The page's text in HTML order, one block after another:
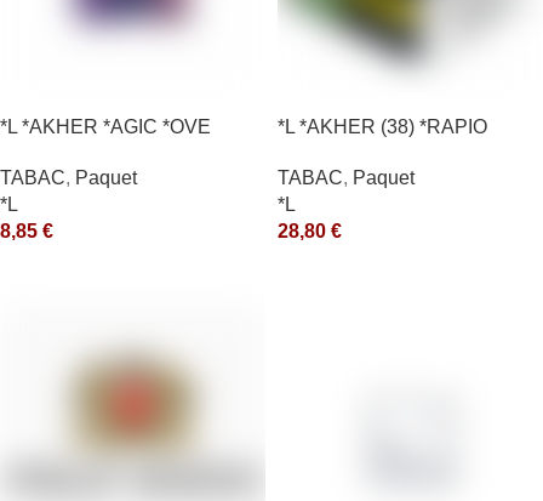
*L *AKHER *AGIC *OVE
TABAC, Paquet
*L
8,85 €
*L *AKHER (38) *RAPIO
TABAC, Paquet
*L
28,80 €